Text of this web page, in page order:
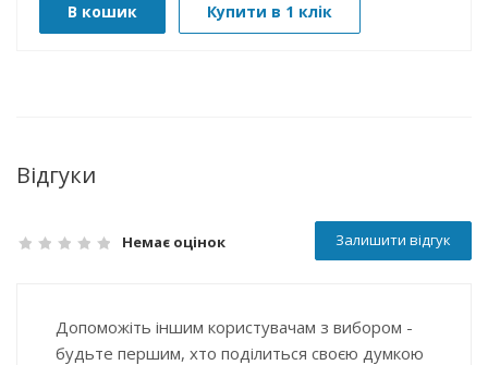
В кошик Купити в 1 клік
Відгуки
Немає оцінок Залишити відгук
Допоможіть іншим користувачам з вибором -
будьте першим, хто поділиться своєю думкою